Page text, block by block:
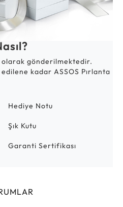
gönderilmektedir.
kadar ASSOS Pırlanta
Hediye Notu
Şık Kutu
Garanti Sertifikası